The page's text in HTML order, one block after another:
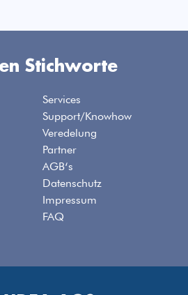
Stichworte
Services
Support/Knowhow
Veredelung
Partner
AGB‘s
Datenschutz
Impressum
FAQ